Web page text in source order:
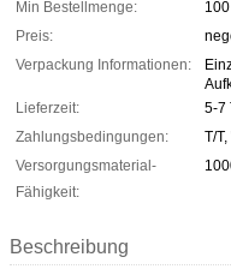
Min Bestellmenge:
Preis:
Verpackung Informationen:
Lieferzeit:
5-7
Zahlungsbedingungen:
T/
Versorgungsmaterial-
Fähigkeit:
Beschreibung